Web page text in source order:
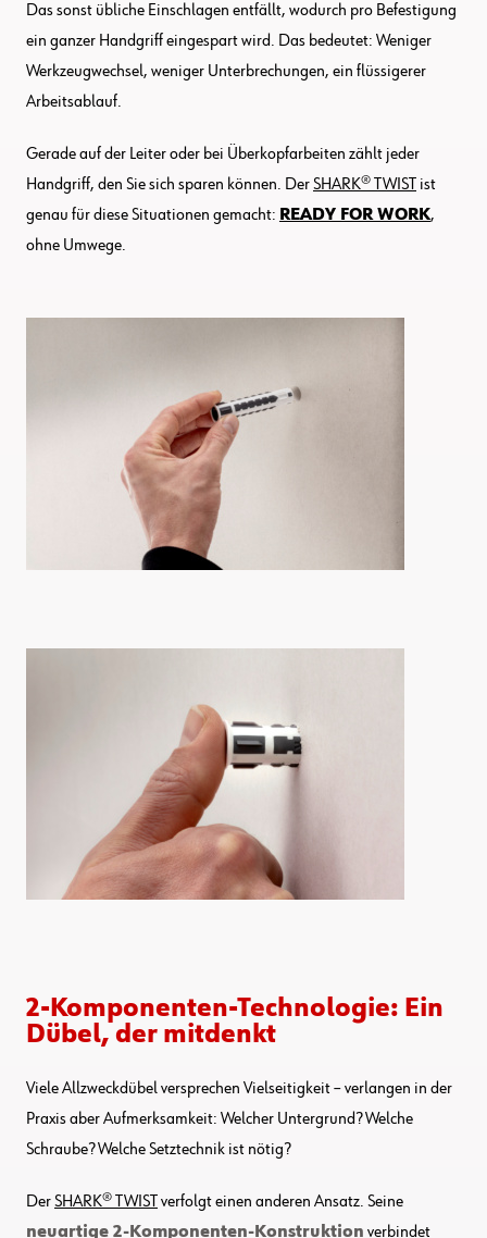
Das sonst übliche Einschlagen entfällt, wodurch pro Befestigung
ein ganzer Handgriff eingespart wird. Das bedeutet: Weniger
Werkzeugwechsel, weniger Unterbrechungen, ein flüssigerer
Arbeitsablauf.
Gerade auf der Leiter oder bei Überkopfarbeiten zählt jeder
Handgriff, den Sie sich sparen können. DerSHARK® TWIST
ist
genau für diese Situationen gemacht: READY FOR WORK,
ohne Umwege.
2-Komponenten-Technologie: Ein
Dübel, der mitdenkt
Viele Allzweckdübel versprechen Vielseitigkeit – verlangen in der
Praxis aber Aufmerksamkeit: Welcher Untergrund? Welche
Schraube? Welche Setztechnik ist nötig?
DerSHARK® TWIST
verfolgt einen anderen Ansatz. Seine
neuartige 2-Komponenten-Konstruktion verbindet